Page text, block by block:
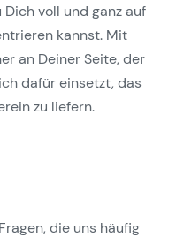
voll und ganz auf
kannst. Mit
an Deiner Seite, der
dafür einsetzt, das
zu liefern.
die uns häufig